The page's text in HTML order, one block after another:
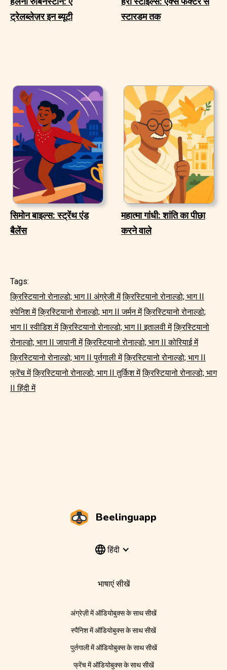
ट्रेलब्लेज़र इन ब्यूटी
स्टारडम तक
सिमोन बाइल्स: स्ट्रेंथ एंड
बैलेंस
महात्मा गांधी: शांति का पीछा
करने वाले
Tags:
क्रिस्टियानो रोनाल्डो; भाग II अंग्रेजी में क्रिस्टियानो रोनाल्डो; भाग II
स्पेनिश में क्रिस्टियानो रोनाल्डो; भाग II जर्मन में क्रिस्टियानो रोनाल्डो;
भाग II स्वीडिश में क्रिस्टियानो रोनाल्डो; भाग II इतालवी में क्रिस्टियानो
रोनाल्डो; भाग II जापानी में क्रिस्टियानो रोनाल्डो; भाग II कोरियाई में
क्रिस्टियानो रोनाल्डो; भाग II पुर्तगाली में क्रिस्टियानो रोनाल्डो; भाग II
फ्रेंच में क्रिस्टियानो रोनाल्डो; भाग II तुर्किश में क्रिस्टियानो रोनाल्डो; भाग
II हिंदी में
Beelinguapp
हिंदी
भाषाएं सीखें
अंग्रेज़ी में ऑडियोबुक्स के साथ सीखें
स्पैनिश में ऑडियोबुक्स के साथ सीखें
पुर्तगाली में ऑडियोबुक्स के साथ सीखें
फ्रेंच में ऑडियोबुक्स के साथ सीखें